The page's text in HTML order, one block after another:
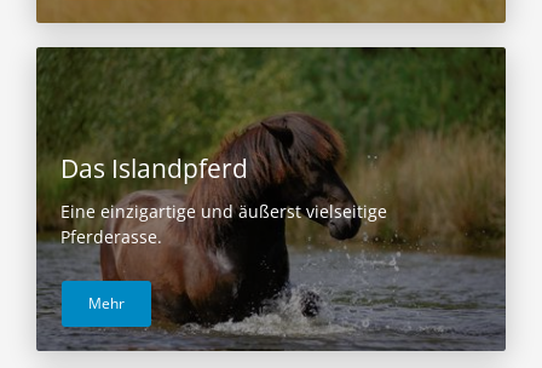
Das Islandpferd
Eine einzigartige und äußerst vielseitige
Pferderasse.
Mehr